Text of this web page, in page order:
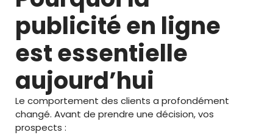
publicité en ligne
est essentielle
aujourd’hui
Le comportement des clients a profondément
changé. Avant de prendre une décision, vos
prospects :